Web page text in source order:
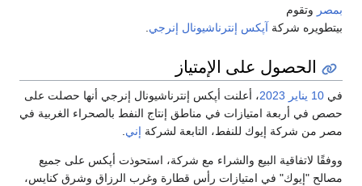
بمصر وتقوم
بيتطويره شركة آپكس إنترناشيونال إنرجي
الحصول على الإمتياز
في 10 يناير 2023، أعلنت أپكس إنترناشيونال إنرجي أنها حصلت على
حصص في أربعة امتيازات في مناطق إنتاج النفط بالصحراء الغربية في
مصر من شركة إيوك للنفط، التابعة لشركة إني.
ووفقًا لاتفاقية البيع والشراء مع شركة، استحوذت أپكس على جميع
مصالح "إيوك" في امتيازات رأس قطارة وغرب الرزاق وشرق كنايس،